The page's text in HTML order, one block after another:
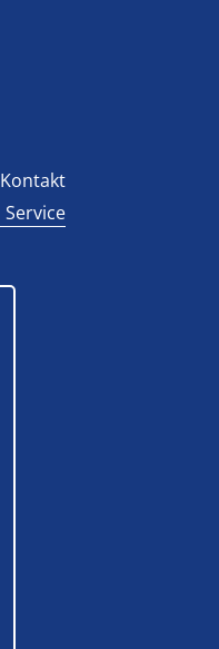
Kontakt
Service